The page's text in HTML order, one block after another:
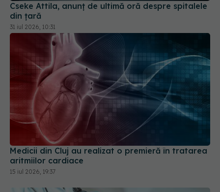
Cseke Attila, anunț de ultimă oră despre spitalele
din țară
31 iul 2026, 10:31
Medicii din Cluj au realizat o premieră în tratarea
aritmiilor cardiace
15 iul 2026, 19:37